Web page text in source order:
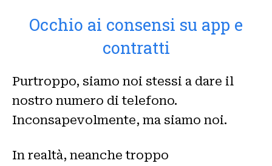
Occhio ai consensi su app e
contratti
Purtroppo, siamo noi stessi a dare il
nostro numero di telefono.
Inconsapevolmente, ma siamo noi.
In realtà, neanche troppo